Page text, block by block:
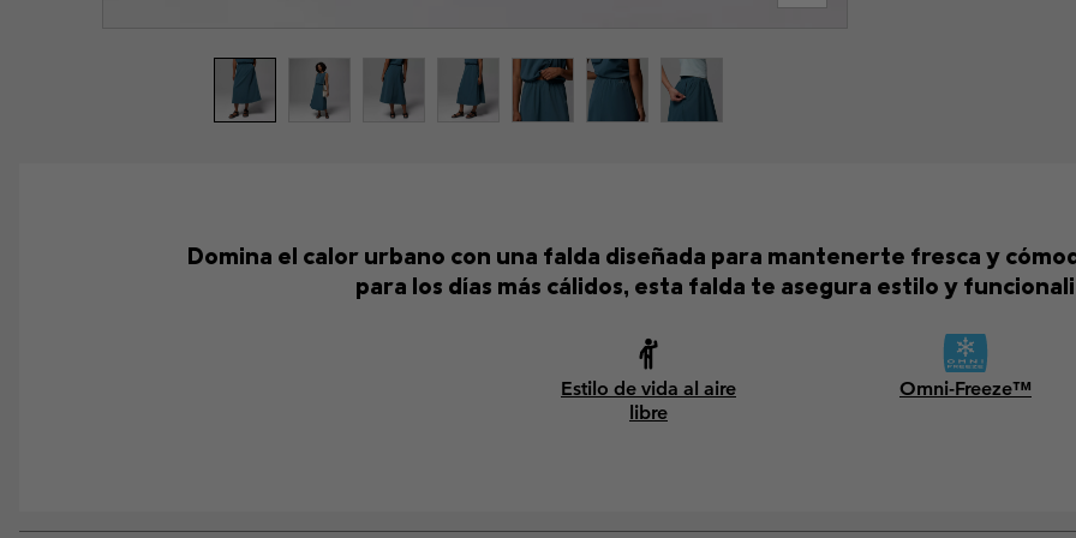
Domina el calor urbano con una falda diseñada para mantenerte fresca y
para los días más cálidos, esta falda te asegura estilo y
Estilo de vida al aire
libre
Omni-Freeze™